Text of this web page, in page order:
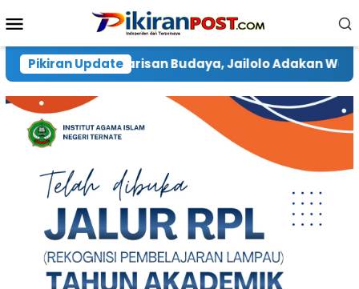
ke
Mobile
Pikiran Update
Jailolo Adakan Workshop Tenun Tradisional